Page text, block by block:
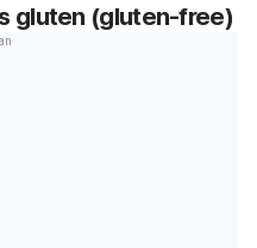
gluten (gluten-free)